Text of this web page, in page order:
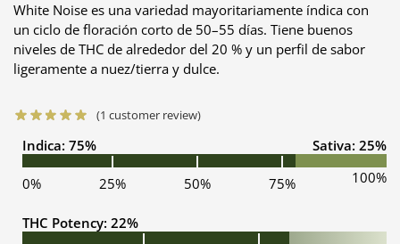
White Noise es una variedad mayoritariamente índica con
un ciclo de floración corto de 50–55 días. Tiene buenos
niveles de THC de alrededor del 20 % y un perfil de sabor
ligeramente a nuez/tierra y dulce.
(1 customer review)
Indica: 75% Sativa: 25%
0% 25% 50% 75% 100%
THC Potency: 22%